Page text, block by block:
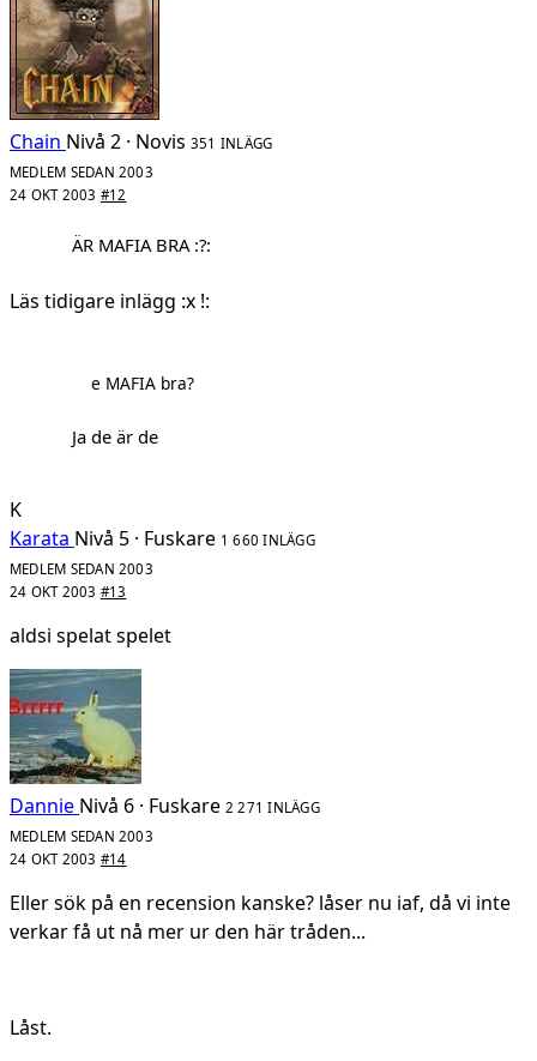
Chain Nivå 2 · Novis 351 INLÄGG
MEDLEM SEDAN 2003
24 OKT 2003 #12
ÄR MAFIA BRA :?:
Läs tidigare inlägg :x !:
e MAFIA bra?
Ja de är de
K
Karata Nivå 5 · Fuskare 1 660 INLÄGG
MEDLEM SEDAN 2003
24 OKT 2003 #13
aldsi spelat spelet
Dannie Nivå 6 · Fuskare 2 271 INLÄGG
MEDLEM SEDAN 2003
24 OKT 2003 #14
Eller sök på en recension kanske? låser nu iaf, då vi inte
verkar få ut nå mer ur den här tråden...
Låst.